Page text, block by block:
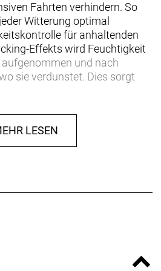
Fahrten verhindern. So
Witterung optimal
für anhaltenden
Effekts wird Feuchtigkeit
und nach
sie verdunstet. Dies sorgt
einem weichen,
auf der Innenseite und einem
Polyamid auf der Außenseite
umweltfreundlich
LESEN